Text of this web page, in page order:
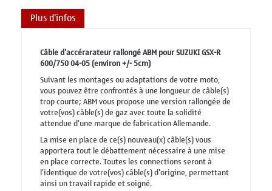
Plus d'infos
Câble d'accérarateur rallongé ABM pour SUZUKI GSX-R
600/750 04-05 (environ +/- 5cm)
Suivant les montages ou adaptations de votre moto,
vous pouvez être confrontés à une longueur de câble(s)
trop courte; ABM vous propose une version rallongée de
votre(vos) câble(s) de gaz avec toute la solidité
attendue d'une marque de fabrication Allemande.
La mise en place de ce(s) nouveau(x) câble(s) vous
apportera tout le débattement nécessaire à une mise
en place correcte. Toutes les connections seront à
l'identique de votre(vos) câble(s) d'origine, permettant
ainsi un travail rapide et soigné.